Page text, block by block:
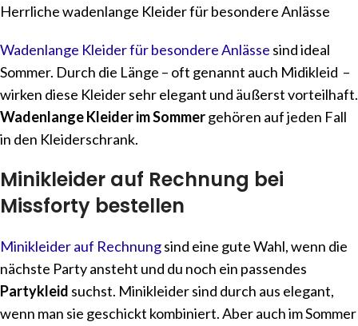
Herrliche wadenlange Kleider für besondere Anlässe
Wadenlange Kleider für besondere Anlässe sind ideal
Sommer. Durch die Länge – oft genannt auch Midikleid –
wirken diese Kleider sehr elegant und äußerst vorteilhaft.
Wadenlange Kleider im Sommergehören auf jeden Fall
in den Kleiderschrank.
Minikleider auf Rechnung bei
Missforty bestellen
Minikleider auf Rechnungsind eine gute Wahl, wenn die
nächste Party ansteht und du noch ein passendes
Partykleid suchst. Minikleider sind durch aus elegant,
wenn man sie geschickt kombiniert. Aber auch im Sommer